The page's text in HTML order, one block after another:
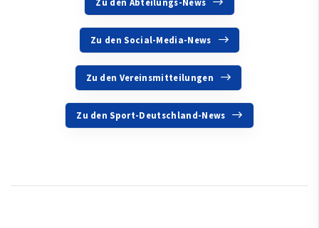
Zu den Abteilungs-News
Zu den Social-Media-News
Zu den Vereinsmitteilungen
Zu den Sport-Deutschland-News